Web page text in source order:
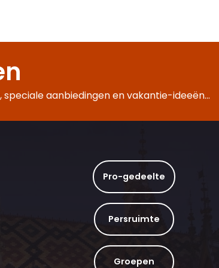
2 heures
» (6 vins)
aanbiedingen en vakantie-ideeën...
Pro-gedeelte
Persruimte
Groepen